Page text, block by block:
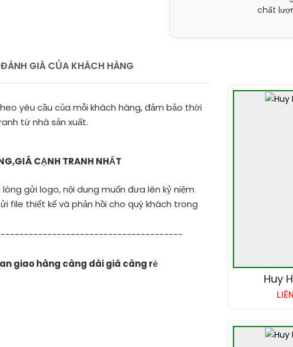
ĐÁNH GIÁ CỦA KHÁCH HÀNG
yêu cầu của mỗi khách hàng, đảm bảo thời
từ nhà sản xuất.
CẠNH TRANH NHẤT
gửi logo, nội dung muốn đưa lên kỷ niệm
file thiết kế và phản hồi cho quý khách trong
giao hàng càng dài giá càng rẻ
Huy